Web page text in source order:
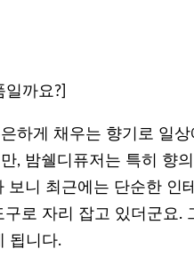
까요?]
하게 채우는 향기로 일
, 밤쉘디퓨저는 특히 향
보니 최근에는 단순한 인
로 자리 잡고 있더군요.
됩니다.